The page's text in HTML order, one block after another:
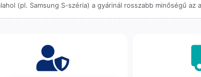
(pl. Samsung S-széria) a gyárinál rosszabb minőségű